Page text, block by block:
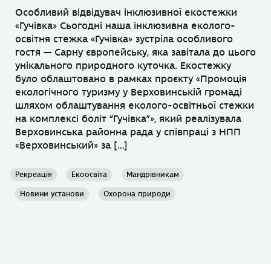
Особливий відвідувач інклюзивної екостежки
«Гучівка» Сьогодні наша інклюзивна еколого-
освітня стежка «Гучівка» зустріла особливого
гостя — Сарну європейську, яка завітала до цього
унікального природного куточка. Екостежку
було облаштовано в рамках проєкту «Промоція
екологічного туризму у Верховинській громаді
шляхом облаштування еколого-освітньої стежки
на комплексі боліт “Гучівка”», який реалізувала
Верховинська районна рада у співпраці з НПП
«Верховинський» за […]
Рекреація Екоосвіта Мандрівникам
Новини установи Охорона природи